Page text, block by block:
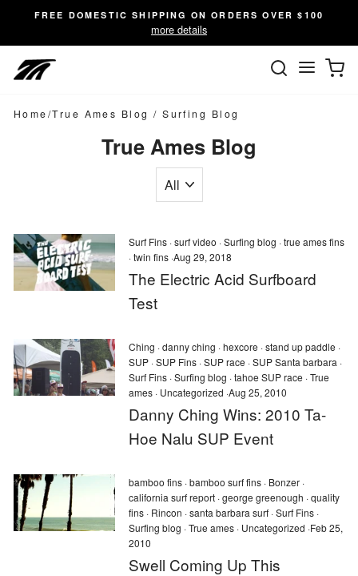
content
FREE DOMESTIC SHIPPING ON ORDERS OVER $100
more details
Site
Home/True Ames Blog / Surfing Blog
True Ames Blog
Surf Fins·surf video ·Surfing blog ·true ames fins
·twin fins·Aug 29, 2018
The Electric Acid Surfboard
Test
Ching ·danny ching ·hexcore ·stand up paddle ·
SUP·SUP Fins·SUP race ·SUP Santa barbara ·
Surf Fins·Surfing blog ·tahoe SUP race ·True
ames· Uncategorized ·Aug 25, 2010
Danny Ching Wins: 2010 Ta-
Hoe Nalu SUP Event
bamboo fins·bamboo surf fins· Bonzer·
california surf report·george greenough ·quality
fins· Rincon ·santa barbara surf·Surf Fins·
Surfing blog ·True ames· Uncategorized ·Feb 25,
2010
Swell Coming Up This